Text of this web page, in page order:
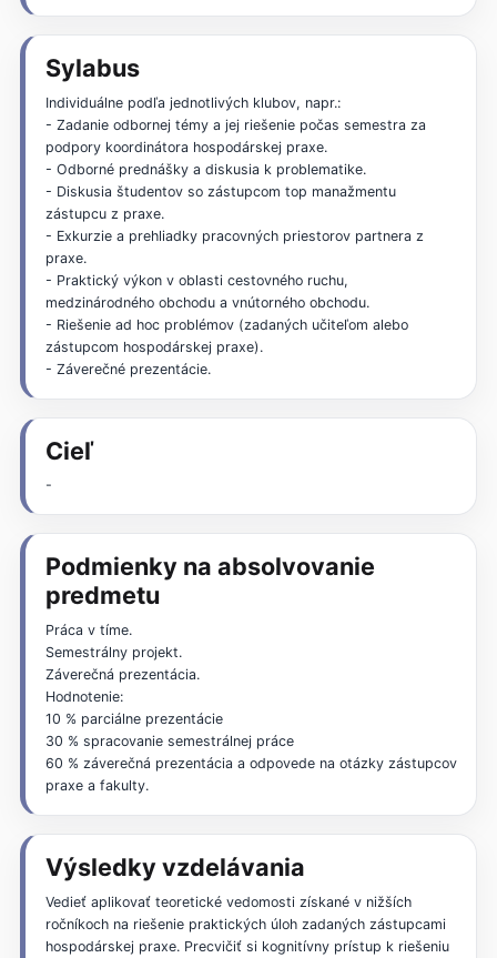
Sylabus
Individuálne podľa jednotlivých klubov, napr.:
- Zadanie odbornej témy a jej riešenie počas semestra za
podpory koordinátora hospodárskej praxe.
- Odborné prednášky a diskusia k problematike.
- Diskusia študentov so zástupcom top manažmentu
zástupcu z praxe.
- Exkurzie a prehliadky pracovných priestorov partnera z
praxe.
- Praktický výkon v oblasti cestovného ruchu,
medzinárodného obchodu a vnútorného obchodu.
- Riešenie ad hoc problémov (zadaných učiteľom alebo
zástupcom hospodárskej praxe).
- Záverečné prezentácie.
Cieľ
-
Podmienky na absolvovanie
predmetu
Práca v tíme.
Semestrálny projekt.
Záverečná prezentácia.
Hodnotenie:
10 % parciálne prezentácie
30 % spracovanie semestrálnej práce
60 % záverečná prezentácia a odpovede na otázky zástupcov
praxe a fakulty.
Výsledky vzdelávania
Vedieť aplikovať teoretické vedomosti získané v nižších
ročníkoch na riešenie praktických úloh zadaných zástupcami
hospodárskej praxe. Precvičiť si kognitívny prístup k riešeniu